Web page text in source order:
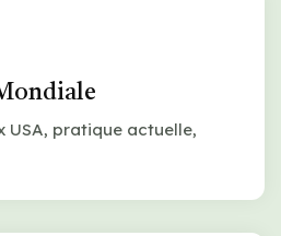
USA, pratique actuelle,